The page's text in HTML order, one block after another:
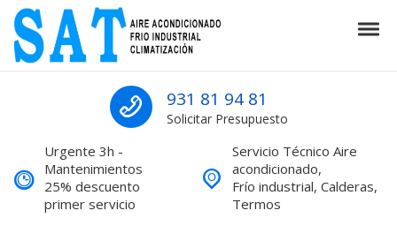
Skip to navigation
Skip to content
SAT Aire acondicionado Barcelona
SAT Aire acondicionado Barcelona Servicio Técnico
931 81 94 81
Solicitar Presupuesto
Urgente 3h -
Mantenimientos
25% descuento
primer servicio
Servicio Técnico Aire
acondicionado,
Frío industrial, Calderas,
Termos